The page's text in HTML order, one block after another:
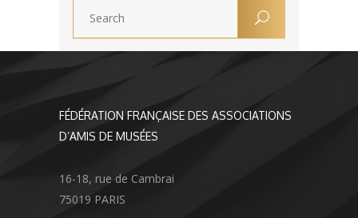
FÉDÉRATION FRANÇAISE DES ASSOCIATIONS
D’AMIS DE MUSÉES
16-18, rue de Cambrai
75019 PARIS